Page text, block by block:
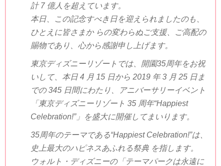
計 7 億人を超えています。
本日、この記念すべき日を迎えられましたのも、
ひとえに皆さまか らの変わらぬご支援、ご高配の
賜物であり、心から感謝申し上げます。
東京ディズニーリゾートでは、開園35周年をお祝
いして、本日 4 月 15 日から 2019 年 3 月 25 日ま
での 345 日間にわたり、アニバーサリーイベント
「東京ディズニーリゾート 35 周年“Happiest
Celebration!”」を盛大に開催してまいります。
35周年のテーマである“Happiest Celebration!”は、
史上最大のハピネスあふれる祭典 を指します。
ウォルト・ディズニーの「テーマパークは永遠に